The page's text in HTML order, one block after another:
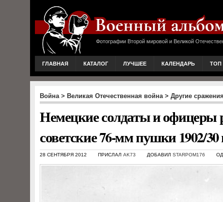
Фотографии Второй мировой и Великой
ГЛАВНАЯ КАТАЛОГ ЛУЧШЕЕ КАЛЕНДАРЬ ТОП
Война> Великая Отечественная война> Другие
Немецкие солдаты и офицеры
советские 76-мм пушки 1902/30
28 СЕНТЯБРЯ 2012 ПРИСЛАЛ AK73 ДОБАВИЛ STARPOM176